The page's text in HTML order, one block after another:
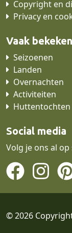
Copyright en
Privacy en
Vaak bekeken
Seizoenen
Landen
Overnachten
Activiteiten
Huttentochten
Social media
Volg je ons al op
© 2026